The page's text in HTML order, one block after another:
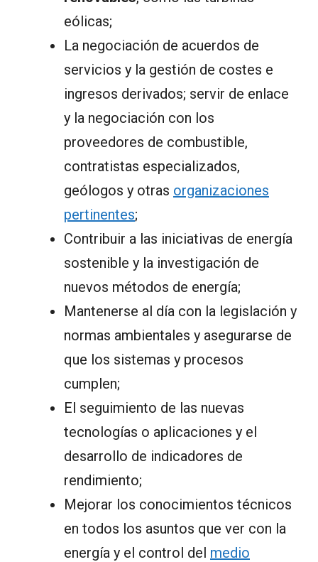
eólicas;
La negociación de acuerdos de
servicios y la gestión de costes e
ingresos derivados; servir de enlace
y la negociación con los
proveedores de combustible,
contratistas especializados,
geólogos y otras organizaciones
pertinentes;
Contribuir a las iniciativas de energía
sostenible y la investigación de
nuevos métodos de energía;
Mantenerse al día con la legislación y
normas ambientales y asegurarse de
que los sistemas y procesos
cumplen;
El seguimiento de las nuevas
tecnologías o aplicaciones y el
desarrollo de indicadores de
rendimiento;
Mejorar los conocimientos técnicos
en todos los asuntos que ver con la
energía y el control del medio